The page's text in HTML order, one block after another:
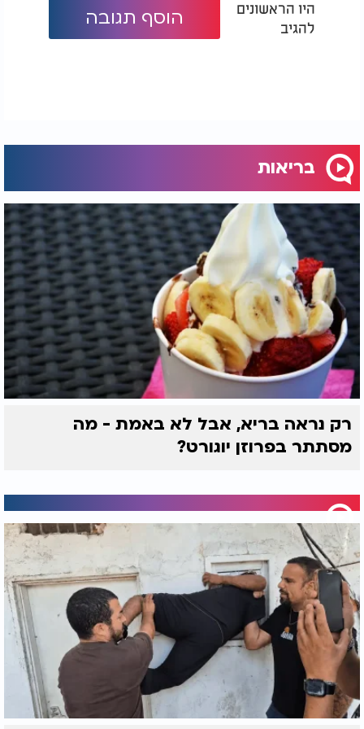
היו הראשונים
להגיב
הוסף תגובה
בריאות
רק נראה בריא, אבל לא באמת - מה
מסתתר בפרוזן יוגורט?